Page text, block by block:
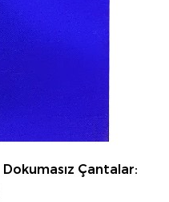
Dokumasız Çantalar: